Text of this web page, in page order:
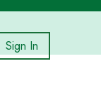
Sign In